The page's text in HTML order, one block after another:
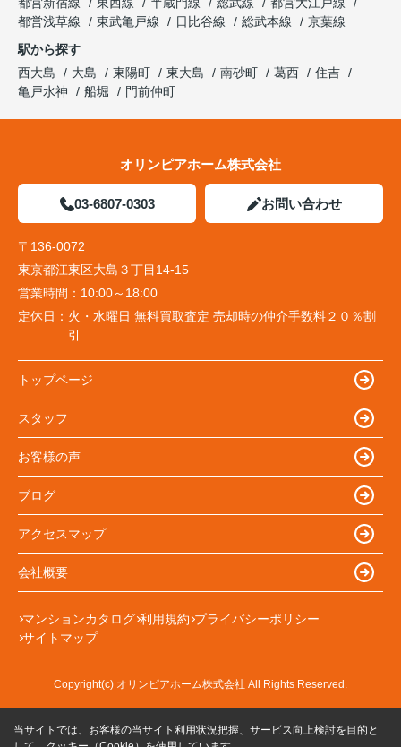
都営新宿線
東西線 半蔵門線 総武線
都営大江戸線
都営浅草線
東武亀戸線 日比谷線 総武本線
京葉線
駅から探す
西大島
大島 東陽町 東大島 南砂町 葛西
住吉
亀戸水神
船堀 門前仲町
オリンピアホーム株式会社
03-6807-0303 お問い合わせ
〒136-0072
東京都江東区大島３丁目14-15
営業時間： 10:00～18:00
定休日： 火・水曜日 無料買取査定 売却時の仲介手数料２０％割
引
トップページ
スタッフ
お客様の声
ブログ
アクセスマップ
会社概要
マンションカタログ 利用規約 プライバシーポリシー
サイトマップ
Copyright(c) オリンピアホーム株式会社 All Rights Reserved.
当サイトでは、お客様の当サイト利用状況把握、サービス向上検討を目的と